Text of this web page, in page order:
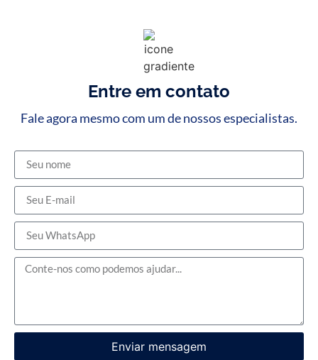
Entre em contato
Fale agora mesmo com um de nossos especialistas.
Enviar mensagem